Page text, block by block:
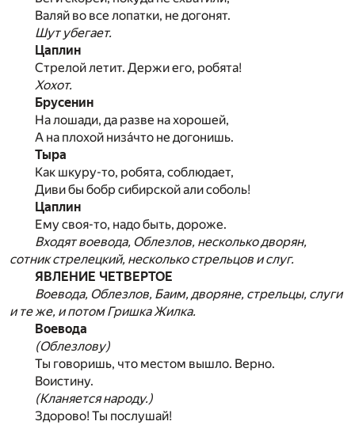
Валяй во все лопатки, не догонят.
Шут убегает.
Цаплин
Стрелой летит. Держи его, робята!
Хохот.
Брусенин
На лошади, да разве на хорошей,
А на плохой низа́что не догонишь.
Тыра
Как шкуру-то, робята, соблюдает,
Диви бы бобр сибирской али соболь!
Цаплин
Ему своя-то, надо быть, дороже.
Входят воевода, Облезлов, несколько дворян,
сотник стрелецкий, несколько стрельцов и слуг.
ЯВЛЕНИЕ ЧЕТВЕРТОЕ
Воевода, Облезлов, Баим, дворяне, стрельцы, слуги
и те же, и потом Гришка Жилка.
Воевода
(Облезлову)
Ты говоришь, что местом вышло. Верно.
Воистину.
(Кланяется народу.)
Здорово! Ты послушай!